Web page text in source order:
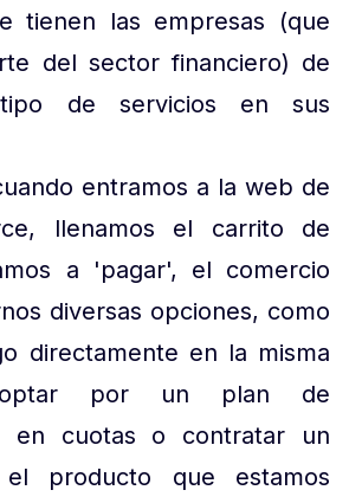
tienen las empresas (que
del sector financiero) de
de servicios en sus
entramos a la web de
llenamos el carrito de
a 'pagar', el comercio
diversas opciones, como
directamente en la misma
optar por un plan de
en cuotas o contratar un
producto que estamos